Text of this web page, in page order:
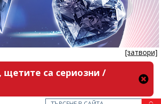
[затвори]
са сериозни /